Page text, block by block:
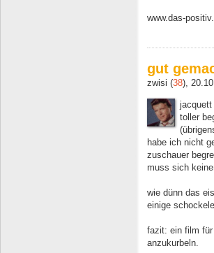
www.das-
gut
zwisi (38),
jacquett
toller
habe ich nicht
zuschauer
muss sich
wie dünn das
einige
fazit: ein film für
anzukurbeln.